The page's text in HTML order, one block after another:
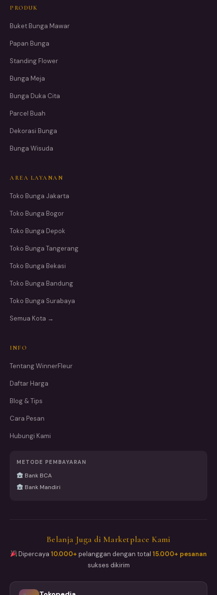
PRODUK
Buket Bunga Mawar
Papan Bunga
Standing Flower
Bunga Meja
Bunga Duka Cita
Parcel Buah
Dekorasi Bunga
Bunga Wisuda
AREA LAYANAN
Toko Bunga Jakarta
Toko Bunga Bogor
Toko Bunga Depok
Toko Bunga Tangerang
Toko Bunga Bekasi
Toko Bunga Bandung
Toko Bunga Surabaya
Semua Kota →
INFO
Tentang WinnerFleur
Daftar Harga
Blog & Tips
Cara Pesan
Hubungi Kami
METODE PEMBAYARAN
Bank BCA
Bank Mandiri
Belanja Juga di Marketplace Kami
Dipercaya10.000+ pelanggan dengan total15.000+ pesanan
sukses dikirim